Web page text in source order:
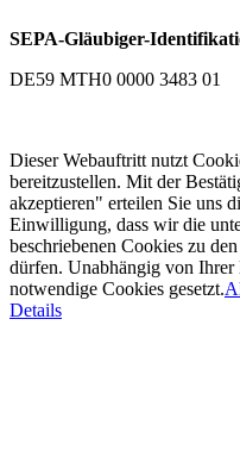
SEPA-Gläubiger-
DE59 MTH0 0000 3483 01
Dieser Webauftritt nutzt
bereitzustellen. Mit der
akzeptieren" erteilen Sie uns
Einwilligung, dass wir die
beschriebenen Cookies zu
dürfen. Unabhängig von
notwendige Cookies gesetzt.
Details